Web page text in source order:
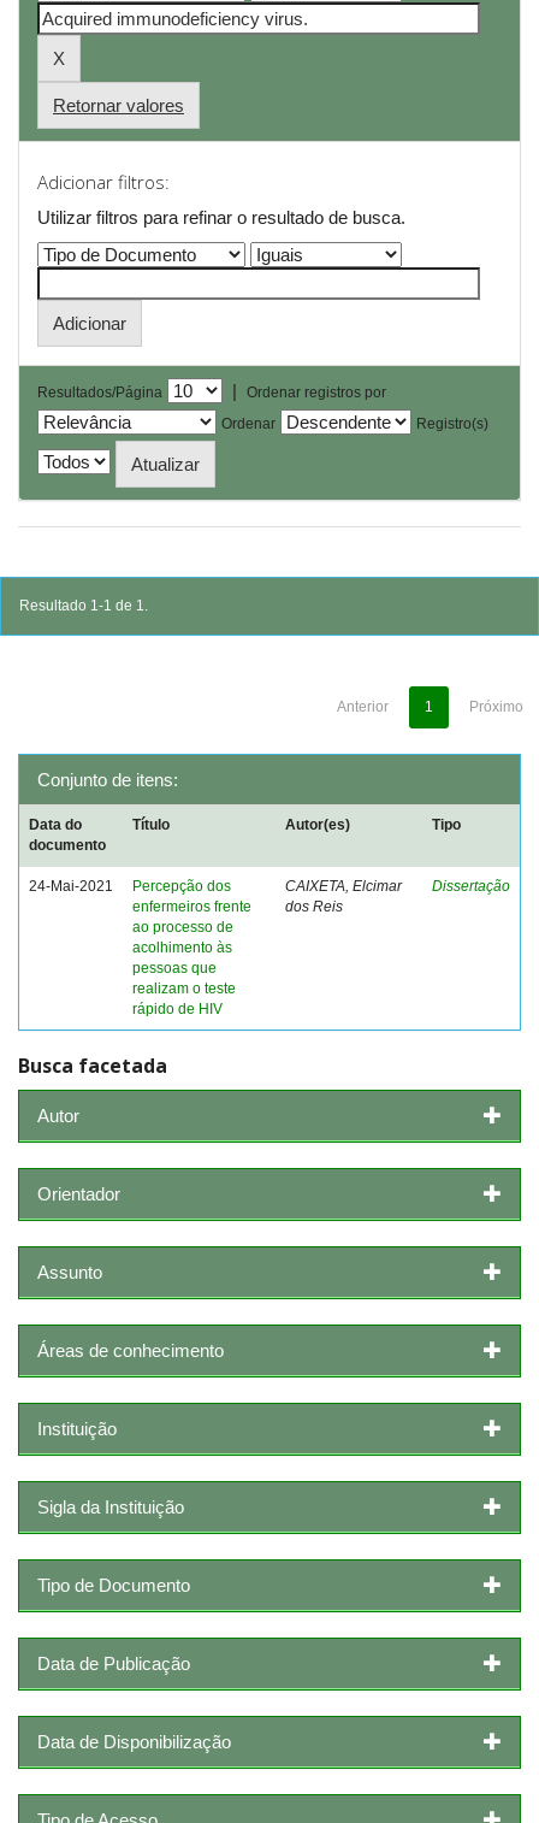
Retornar valores
Adicionar filtros:
Utilizar filtros para refinar o resultado de busca.
Resultados/Página |
Ordenar registros por
Ordenar
Registro(s)
Resultado 1-1 de 1.
Anterior 1 Próximo
Conjunto de itens:
Data do
documento
Título Autor(es) Tipo
24-Mai-2021
Percepção dos
enfermeiros frente
ao processo de
acolhimento às
pessoas que
realizam o teste
rápido de HIV
CAIXETA, Elcimar
dos Reis
Dissertação
Busca facetada
Autor
Orientador
Assunto
Áreas de conhecimento
Instituição
Sigla da Instituição
Tipo de Documento
Data de Publicação
Data de Disponibilização